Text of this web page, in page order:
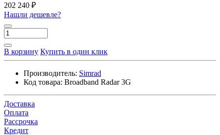
202 240 ₽
Нашли дешевле?
В корзину Купить в один клик
Производитель: Simrad
Код товара: Broadband Radar 3G
Доставка
Оплата
Рассрочка
Кредит